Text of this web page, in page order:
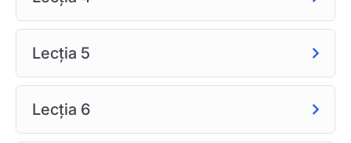
Mentorii și studenții vor avea onestitate maximă față de
toți colegii din academie.
Se aplica lecțiile, procedurile și tehnicile învățate fară
considerații de orice fel.
Informările privind programul săptămânal și conexiunea
Lecția 5
Lecția 6